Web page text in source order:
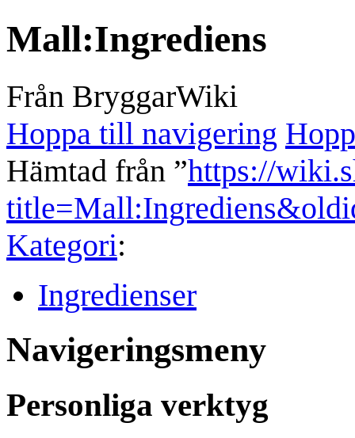
Mall:Ingrediens
Från BryggarWiki
Hoppa till navigering
Hämtad från ”https://
Kategori:
Ingredienser
Navigeringsmeny
Personliga verktyg